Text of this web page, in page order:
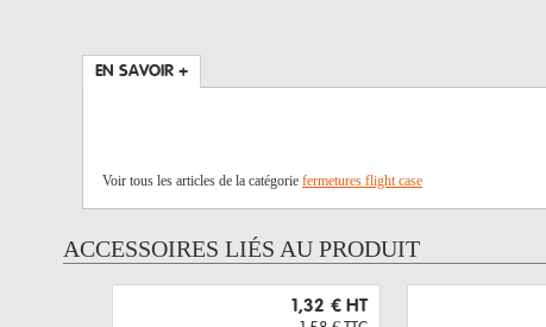
EN SAVOIR +
Voir tous les articles de la catégorie fermetures flight case
ACCESSOIRES LIÉS AU PRODUIT
1,32 € HT